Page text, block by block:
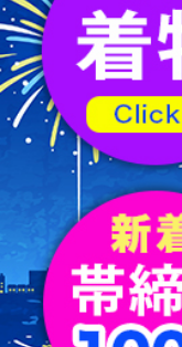
色無地着物
浴衣
アンティ
新品/リサ
新品/リサ
男物帯
半衿
草履
バッグ
ショール
櫛・かん
アクセサ
茶箱
釜
炉釜
屏風
茶入
菓子器
袱紗
大島紬
本場正藍
節紬
綴れ
型染
相良刺繍
螺鈿